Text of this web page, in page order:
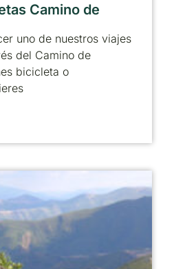
Camino de
uno de nuestros viajes
del Camino de
bicicleta o